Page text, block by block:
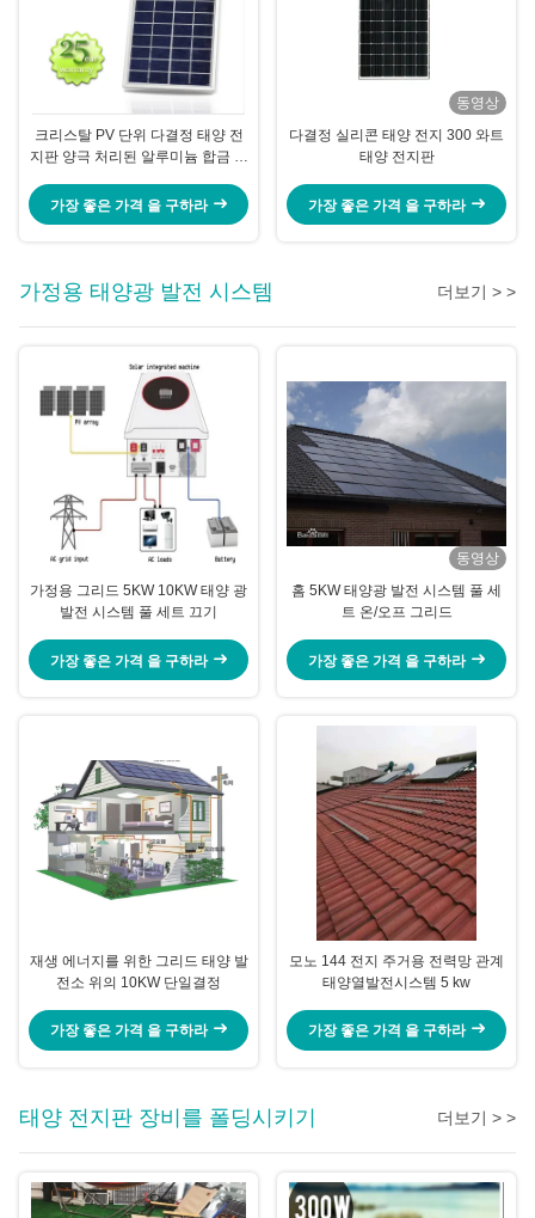
크리스탈 PV 단위 다결정 태양 전
지판 양극 처리된 알루미늄 합금 구
가장 좋은 가격 을 구하라
동영상
다결정 실리콘 태양 전지 300 와트
태양 전지판
가장 좋은 가격 을 구하라
가정용 태양광 발전 시스템 더보기 > >
가정용 그리드 5KW 10KW 태양 광
발전 시스템 풀 세트 끄기
가장 좋은 가격 을 구하라
동영상
홈 5KW 태양광 발전 시스템 풀 세
트 온/오프 그리드
가장 좋은 가격 을 구하라
재생 에너지를 위한 그리드 태양 발
전소 위의 10KW 단일결정
가장 좋은 가격 을 구하라
모노 144 전지 주거용 전력망 관계
태양열발전시스템 5 kw
가장 좋은 가격 을 구하라
태양 전지판 장비를 폴딩시키기 더보기 > >